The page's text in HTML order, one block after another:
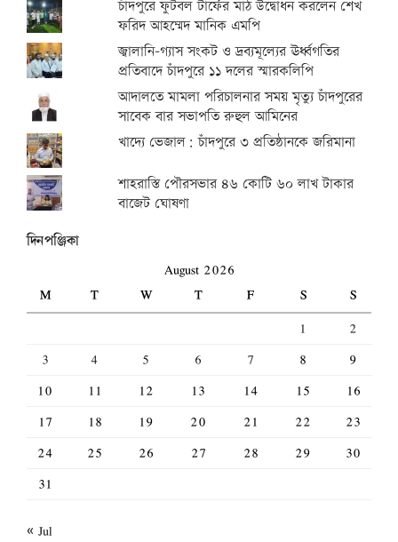
চাঁদপুরে ফুটবল টার্ফের মাঠ উদ্বোধন করলেন শেখ
ফরিদ আহম্মেদ মানিক এমপি
জ্বালানি-গ্যাস সংকট ও দ্রব্যমূল্যের ঊর্ধ্বগতির
প্রতিবাদে চাঁদপুরে ১১ দলের স্মারকলিপি
আদালতে মামলা পরিচালনার সময় মৃত্যু চাঁদপুরের
সাবেক বার সভাপতি রুহুল আমিনের
খাদ্যে ভেজাল: চাঁদপুরে ৩ প্রতিষ্ঠানকে জরিমানা
শাহরাস্তি পৌরসভার ৪৬ কোটি ৬০ লাখ টাকার
বাজেট ঘোষণা
দিনপঞ্জিকা
August 2026
M
T W T F S
S
1
2
3
4 5 6 7 8
9
10
11 12 13 14 15
16
17
18 19 20 21 22
23
24
25 26 27 28 29
30
31
« Jul